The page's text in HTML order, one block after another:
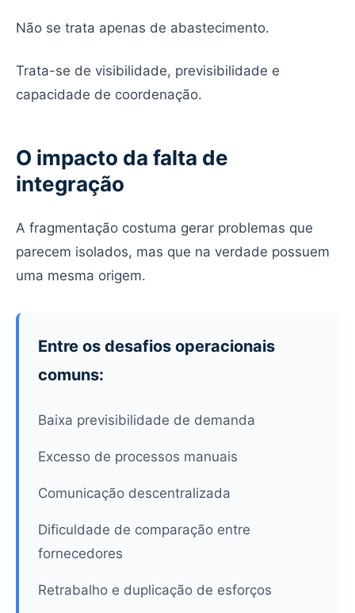
Não se trata apenas de abastecimento.
Trata-se de visibilidade, previsibilidade e
capacidade de coordenação.
O impacto da falta de
integração
A fragmentação costuma gerar problemas que
parecem isolados, mas que na verdade possuem
uma mesma origem.
Entre os desafios operacionais
comuns:
Baixa previsibilidade de demanda
Excesso de processos manuais
Comunicação descentralizada
Dificuldade de comparação entre
fornecedores
Retrabalho e duplicação de esforços